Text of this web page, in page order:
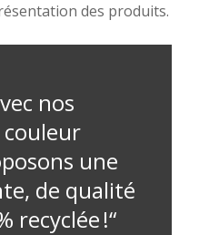
des produits.
nos
une
de qualité
recyclée !“